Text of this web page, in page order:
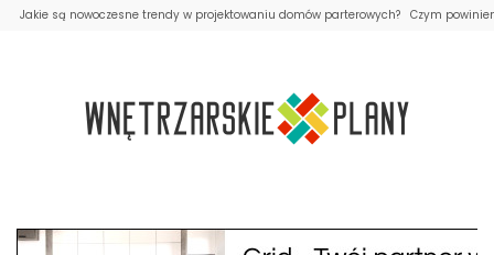
Jakie są nowoczesne trendy w projektowaniu domów parterowych? Czym